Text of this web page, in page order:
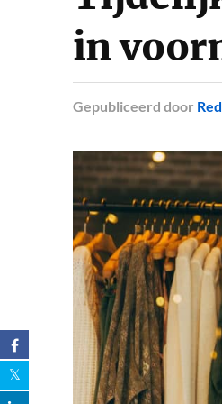
in
Gepubliceerd door